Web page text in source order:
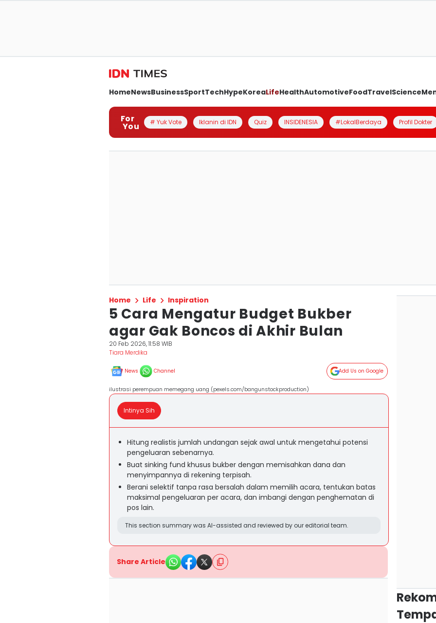
HomeNewsBusinessSportTechHypeKoreaLifeHealthAutomotiveFoodTravelScience
For
You # Yuk Vote Iklanin di IDN Quiz INSIDENESIA #LokalBerdaya Profil Dokter
Home Life Inspiration
5 Cara Mengatur Budget Bukber
agar Gak Boncos di Akhir Bulan
20 Feb 2026, 11:58 WIB
Tiara Merdika
News Channel Add Us on Google
ilustrasi perempuan memegang uang (pexels.com/bangunstockproduction)
Intinya Sih
Hitung realistis jumlah undangan sejak awal untuk mengetahui potensi
pengeluaran sebenarnya.
Buat sinking fund khusus bukber dengan memisahkan dana dan
menyimpannya di rekening terpisah.
Berani selektif tanpa rasa bersalah dalam memilih acara, tentukan batas
maksimal pengeluaran per acara, dan imbangi dengan penghematan di
pos lain.
This section summary was AI-assisted and reviewed by our editorial team.
Share Article